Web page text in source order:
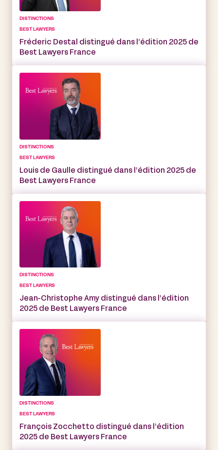
DISTINCTIONS
BEST LAWYERS
Fréderic Destal distingué dans l’édition 2025 de
Best Lawyers France
DISTINCTIONS
BEST LAWYERS
Louis de Gaulle distingué dans l’édition 2025 de
Best Lawyers France
DISTINCTIONS
BEST LAWYERS
Jean-Christophe Amy distingué dans l’édition
2025 de Best Lawyers France
DISTINCTIONS
BEST LAWYERS
François Zocchetto distingué dans l’édition
2025 de Best Lawyers France